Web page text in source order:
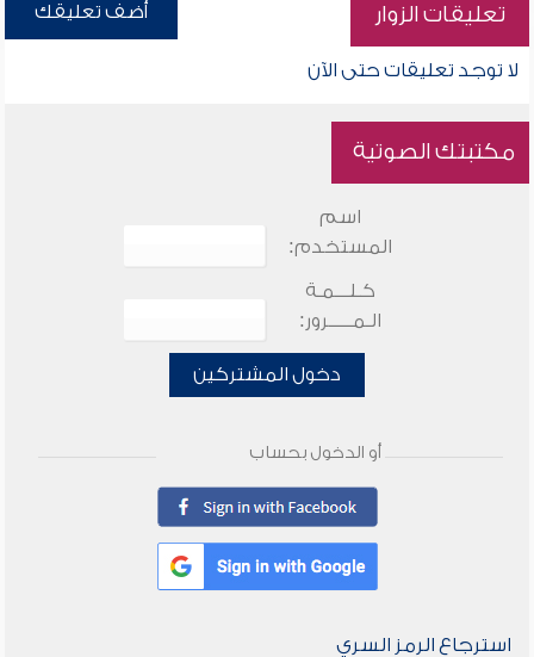
تعليقات الزوار أضف تعليقك
لا توجد تعليقات حتى الآن
مكتبتك الصوتية
اسم
المستخدم:
كـلـــمـة
الـمـــــرور:
دخول المشتركين
أو الدخول بحساب
استرجاع الرمز السري